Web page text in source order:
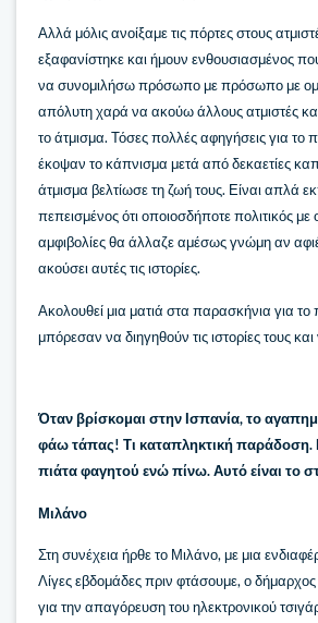
Αλλά μόλις ανοίξαμε τις πόρτες στους
εξαφανίστηκε και ήμουν ενθουσιασμένος
να συνομιλήσω πρόσωπο με πρόσωπο με
απόλυτη χαρά να ακούω άλλους ατμιστές και
το άτμισμα. Τόσες πολλές αφηγήσεις για το
έκοψαν το κάπνισμα μετά από δεκαετίες
άτμισμα βελτίωσε τη ζωή τους. Είναι απλά
πεπεισμένος ότι οποιοσδήποτε πολιτικός
αμφιβολίες θα άλλαζε αμέσως γνώμη αν
ακούσει αυτές τις ιστορίες.
Ακολουθεί μια ματιά στα παρασκήνια για το
μπόρεσαν να διηγηθούν τις ιστορίες τους
Όταν βρίσκομαι στην Ισπανία, το
φάω τάπας! Τι καταπληκτική παράδοση.
πιάτα φαγητού ενώ πίνω. Αυτό είναι το
Μιλάνο
Στη συνέχεια ήρθε το Μιλάνο, με μια
Λίγες εβδομάδες πριν φτάσουμε, ο
για την απαγόρευση του ηλεκτρονικού